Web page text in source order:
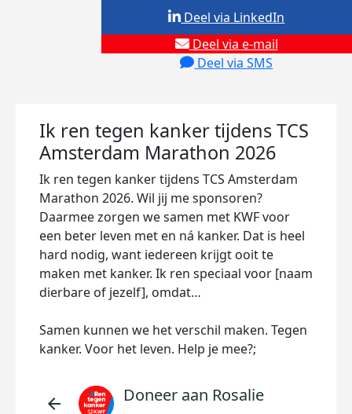
Deel via e-mail
Deel via SMS
Deel via LinkedIn
Ik ren tegen kanker tijdens TCS
Amsterdam Marathon 2026
Ik ren tegen kanker tijdens TCS Amsterdam
Marathon 2026. Wil jij me sponsoren?
Daarmee zorgen we samen met KWF voor
een beter leven met en ná kanker. Dat is heel
hard nodig, want iedereen krijgt ooit te
maken met kanker. Ik ren speciaal voor [naam
dierbare of jezelf], omdat…
Samen kunnen we het verschil maken. Tegen
kanker. Voor het leven. Help je mee?;
arrow_back Doneer aan Rosalie